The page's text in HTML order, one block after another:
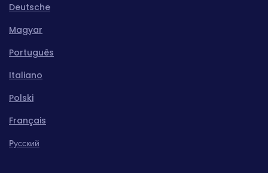
Deutsche
Magyar
Português
Italiano
Polski
Français
Pусский